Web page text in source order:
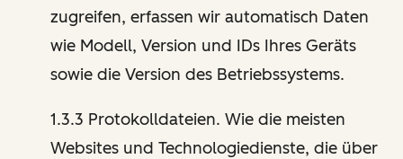
zugreifen, erfassen wir automatisch Daten
wie Modell, Version und IDs Ihres Geräts
sowie die Version des Betriebssystems.
1.3.3 Protokolldateien. Wie die meisten
Websites und Technologiedienste, die über